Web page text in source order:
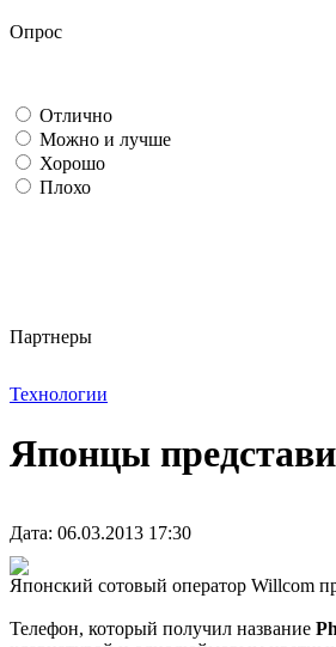
Опрос
Отлично
Можно и лучше
Хорошо
Плохо
Партнеры
Технологии
Японцы
Дата: 06.03.2013 17:30
Японский сотовый оператор Willcom
Телефон, который получил название